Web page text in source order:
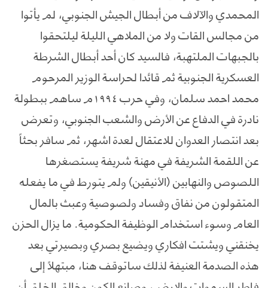
المحمدي والآلاف من أبطال الجيش الجنوبي، لم يأتوا
من مجالس القات ولا من الملاهي الليلة ليلتحقوا
بالجبهات الملتهبة، فالسيد كان أحد أبطال الشرطة
العسكرية الجنوبية ثم قائدا لحراسة الوزير المرحوم
محمد احمد سلمان، وفي حرب ١٩٩٤م ساهم ببطولة
نادرة في الدفاع عن الأرض والشعب الجنوبي، وتعرض
بعد انتصار العدوان للاعتقال لعدة اشهر، ثم سافر بحثاً
عن اللقمة الشريفة في مهنة شريفة يستصغرها
اللصوص والنهابين (الأنيقين) ولم يتورط في ما يفعله
المتقولون من نفاق وفساد ولصوصية وعبث بالمال
العام وسوء استخدام الوظيفة الحكومية. ما يزال الحزن
يخنقني ويشتت افكاري ويضيع بصري وبصيرتي بعد
هذه الصدمة العنيفة لذلك ساتوقف هنا، مبتهلاً إلى